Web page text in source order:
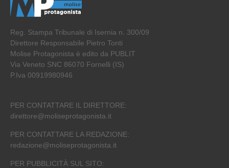
Reg. Stampa Tribunale di Isernia n. 300/09
Direttore Responsabile Pietro Tonti
Molise Protagonista è edito da PUBLIT
Via Veneto SNC 86070 Fornelli (IS)
P.Iva 00919980946
PER CONTATTARE IL DIRETTORE:
direttore@moliseprotagonista.it
PER CONTATTARE LA REDAZIONE:
redazione@moliseprotagonista.it
PER PUBBLICITÀ SUL SITO: